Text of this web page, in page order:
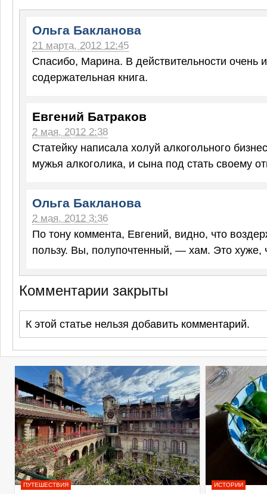
Ольга Бакланова
21 марта, 2012 12:45
Спасибо, Марина. В действительности очень
содержательная книга.
Евгений Батраков
2 мая, 2012 2:38
Статейку написала холуй алкогольного
мужья алкоголика, и сына под стать своему
Ольга Бакланова
2 мая, 2012 3:36
По тону коммента, Евгений, видно, что
пользу. Вы, полупочтенный, — хам. Это хуже,
Комментарии закрыты
К этой статье нельзя добавить комментарий.
ПУТЕШЕСТВИЯ ИСТОРИИ